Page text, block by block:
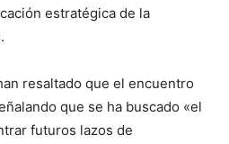
estratégica de la
resaltado que el encuentro
que se ha buscado «el
futuros lazos de